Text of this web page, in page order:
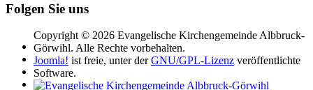
Folgen Sie uns
Copyright © 2026 Evangelische Kirchengemeinde Albbruck-
Görwihl. Alle Rechte vorbehalten.
Joomla! ist freie, unter derGNU/GPL-Lizenz veröffentlichte
Software.